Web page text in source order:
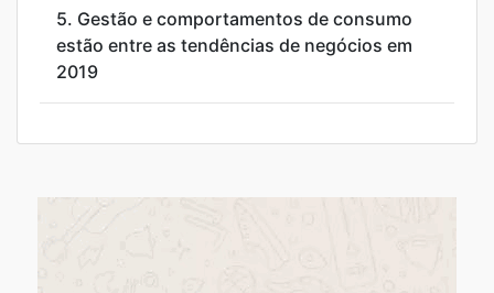
5. Gestão e comportamentos de consumo
estão entre as tendências de negócios em
2019